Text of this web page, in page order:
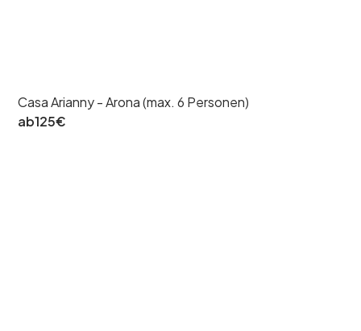
Casa Arianny - Arona (max. 6 Personen)
ab125€